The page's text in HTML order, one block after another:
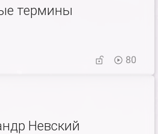
термины
80
Невский